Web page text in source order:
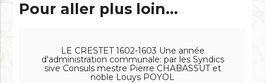
Pour aller plus loin...
LE CRESTET 1602-1603 Une année
d'administration communale: par les Syndics
sive Consuls mestre Pierre CHABASSUT et
noble Louys POYOL